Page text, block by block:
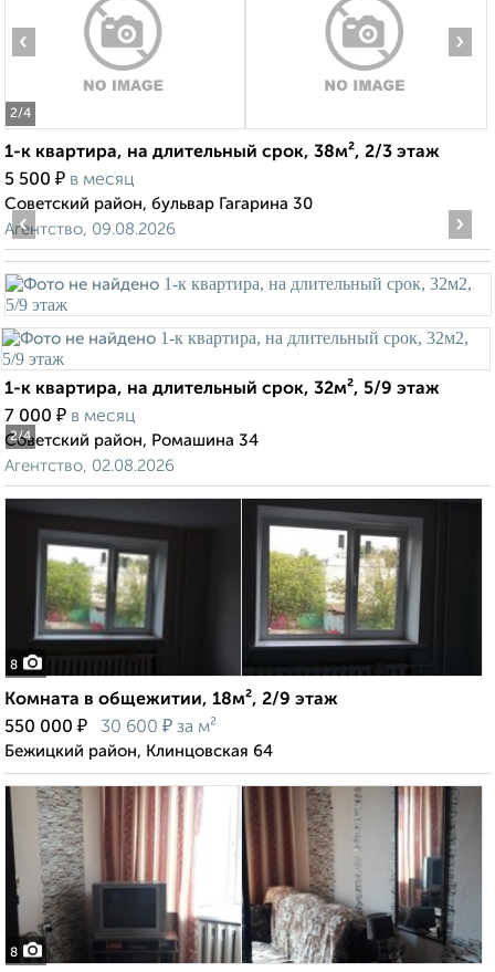
2/4
‹ ›
1-к квартира, на длительный срок, 38м², 2/3 этаж
5 500 ₽ в месяц
Советский район, бульвар Гагарина 30
Агентство, 09.08.2026
2/4
‹ ›
1-к квартира, на длительный срок, 32м², 5/9 этаж
7 000 ₽ в месяц
Советский район, Ромашина 34
Агентство, 02.08.2026
8
Комната в общежитии, 18м², 2/9 этаж
550 000 ₽ 30 600 ₽ за м²
Бежицкий район, Клинцовская 64
8